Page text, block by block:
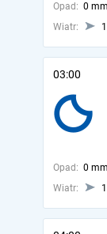
Opad: 0 mm
Wiatr:
03:00
Opad: 0 mm
Wiatr: